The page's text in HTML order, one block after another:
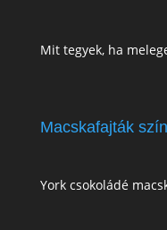
Mit tegyek, ha
Macskafajták
York csokoládé